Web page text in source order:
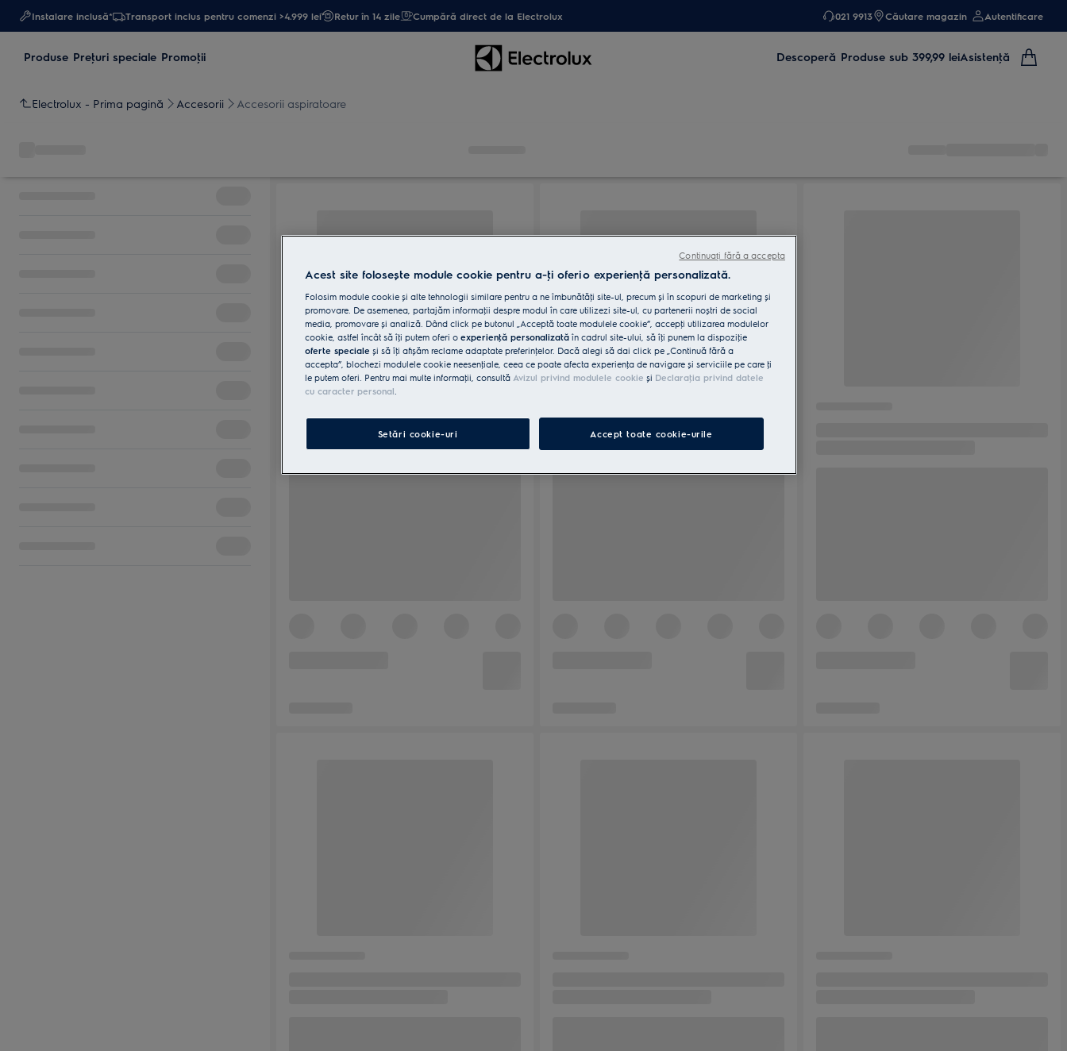
Instalare inclusă* Transport inclus pentru comenzi >4.999 lei Retur în 14 zile Cumpără direct de la Electrolux 021 9913 Căutare magazin Autentificare
Produse Preţuri speciale Promoţii Descoperă Produse sub 399,99 leiAsistenţă
Electrolux - Prima pagină Accesorii Accesorii aspiratoare
Acest site folosește module cookie pentru a-ţi oferi o experienţă personalizată.
Folosim module cookie și alte tehnologii similare pentru a ne îmbunătăţi site-ul, precum și în scopuri de marketing și
promovare. De asemenea, partajăm informaţii despre modul în care utilizezi site-ul, cu partenerii noștri de social
media, promovare și analiză. Dând click pe butonul „Acceptă toate modulele cookie”, accepţi utilizarea modulelor
cookie, astfel încât să îţi putem oferi o experienţă personalizată în cadrul site-ului, să îţi punem la dispoziţie
oferte speciale și să îţi afișăm reclame adaptate preferinţelor. Dacă alegi să dai click pe „Continuă fără a
accepta”, blochezi modulele cookie neesenţiale, ceea ce poate afecta experienţa de navigare și serviciile pe care ţi
le putem oferi. Pentru mai multe informaţii, consultă Avizul privind modulele cookie și Declaraţia privind datele
cu caracter personal.
Setări cookie-uri Accept toate cookie-urile
Continuați fără a accepta